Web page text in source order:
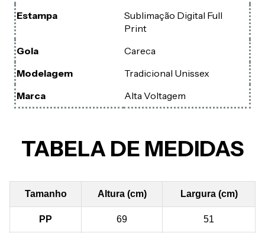
Estampa
Sublimação Digital Full
Print
Gola
Careca
Modelagem
Tradicional Unissex
Marca
Alta Voltagem
TABELA DE MEDIDAS
Tamanho Altura (cm) Largura (cm)
PP 69 51